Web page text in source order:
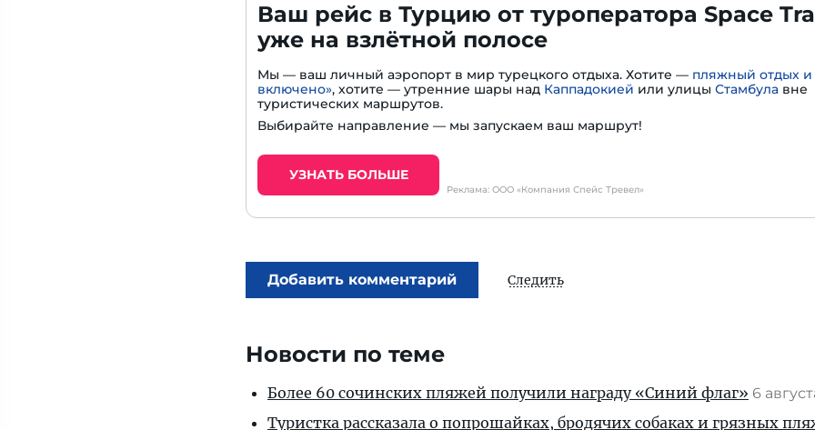
Ваш рейс в Турцию от туроператора Space
уже на взлётной полосе
Мы — ваш личный аэропорт в мир турецкого отдыха. Хотите — пляжный отдых и
включено», хотите — утренние шары над Каппадокией или улицы Стамбула вне
туристических маршрутов.
Выбирайте направление — мы запускаем ваш маршрут!
УЗНАТЬ БОЛЬШЕ
Реклама: ООО «Компания Спейс Тревел»
Добавить комментарий Следить
Новости по теме
Более 60 сочинских пляжей получили награду «Синий флаг» 6
Туристка рассказала о попрошайках, бродячих собаках и грязных